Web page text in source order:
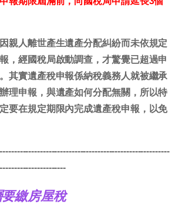
親人離世產生遺產分配糾紛而未依規定
，經國稅局啟動調查，才驚覺已超過申
其實遺產稅申報係納稅義務人就被繼承
理申報，與遺產如何分配無關，所以特
要在規定期限內完成遺產稅申報，以免
繳房屋稅